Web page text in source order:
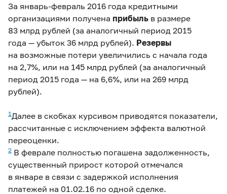
За январь-февраль 2016 года кредитными
организациями получена прибыль в размере
83 млрд рублей (за аналогичный период 2015
года — убыток 36 млрд рублей). Резервы
на возможные потери увеличились с начала года
на 2,7%, или на 145 млрд рублей (за аналогичный
период 2015 года — на 6,6%, или на 269 млрд
рублей).
1 Далее в скобках курсивом приводятся показатели,
рассчитанные с исключением эффекта валютной
переоценки.
2 В феврале полностью погашена задолженность,
существенный прирост которой отмечался
в январе в связи с задержкой исполнения
платежей на 01.02.16 по одной сделке.